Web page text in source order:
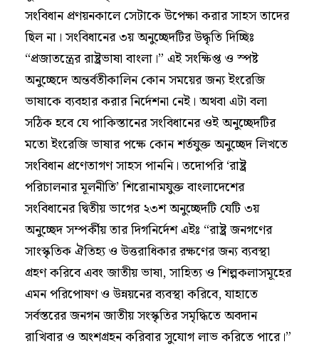
সংবিধান প্রণয়নকালে সেটাকে উপেক্ষা করার সাহস তাদের
ছিল না। সংবিধানের ৩য় অনুচ্ছেদটির উদ্ধৃতি দিচ্ছিঃ
“প্রজাতন্ত্রের রাষ্ট্রভাষা বাংলা।” এই সংক্ষিপ্ত ও স্পষ্ট
অনুচ্ছেদে অন্তর্বতীকালিন কোন সময়ের জন্য ইংরেজি
ভাষাকে ব্যবহার করার নির্দেশনা নেই। অথবা এটা বলা
সঠিক হবে যে পাকিস্তানের সংবিধানের ওই অনুচ্ছেদটির
মতো ইংরেজি ভাষার পক্ষে কোন শর্তযুক্ত অনুচ্ছেদ লিখতে
সংবিধান প্রণেতাগণ সাহস পাননি। তদোপরি ‘রাষ্ট্র
পরিচালনার মূলনীতি’ শিরোনামযুক্ত বাংলাদেশের
সংবিধানের দ্বিতীয় ভাগের ২৩শ অনুচ্ছেদটি যেটি ৩য়
অনুচ্ছেদ সম্পর্কীয় তার দিগনির্দেশ এইঃ “রাষ্ট্র জনগণের
সাংস্কৃতিক ঐতিহ্য ও উত্তরাধিকার রক্ষণের জন্য ব্যবস্থা
গ্রহণ করিবে এবং জাতীয় ভাষা, সাহিত্য ও শিল্পকলাসমূহের
এমন পরিপোষণ ও উন্নয়নের ব্যবস্থা করিবে, যাহাতে
সর্বস্তরের জনগন জাতীয় সংস্কৃতির সমৃদ্ধিতে অবদান
রাখিবার ও অংশগ্রহন করিবার সুযোগ লাভ করিতে পারে।”